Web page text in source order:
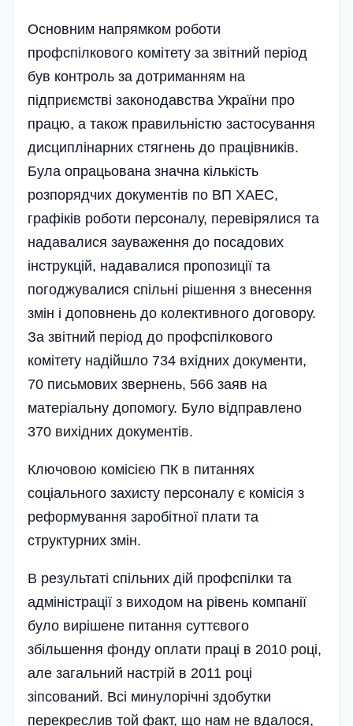
Основним напрямком роботи
профспілкового комітету за звітний період
був контроль за дотриманням на
підприємстві законодавства України про
працю, а також правильністю застосування
дисциплінарних стягнень до працівників.
Була опрацьована значна кількість
розпорядчих документів по ВП ХАЕС,
графіків роботи персоналу, перевірялися та
надавалися зауваження до посадових
інструкцій, надавалися пропозиції та
погоджувалися спільні рішення з внесення
змін і доповнень до колектив­ного договору.
За звітний період до профспілкового
комітету надійшло 734 вхід­них документи,
70 письмових звернень, 566 заяв на
матеріальну допомогу. Було відправлено
370 вихідних документів.
Ключовою комісією ПК в питаннях
соціального захисту­ персоналу є комісія з
реформування заробітної плати та
структурних змін.
В результаті спіль­них дій профспілки та
адміністрації з виходом на рівень компанії
було вирішене питання суттєвого
збільшення фонду оплати праці в 2010 році,
але загальний настрій в 2011 році
зіпсований. Всі минулорічні здобутки
перекреслив той факт, що нам не вдалося,